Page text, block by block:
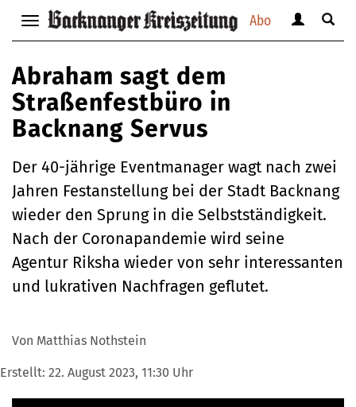
Abo
Navigation
anzeigen
verbergen
anzeigen
Suche
Abraham sagt dem
Straßenfestbüro in
Backnang Servus
Der 40-jährige Eventmanager wagt nach zwei
Jahren Festanstellung bei der Stadt Backnang
wieder den Sprung in die Selbstständigkeit.
Nach der Coronapandemie wird seine
Agentur Riksha wieder von sehr interessanten
und lukrativen Nachfragen geflutet.
Von Matthias Nothstein
Erstellt: 22. August 2023, 11:30 Uhr